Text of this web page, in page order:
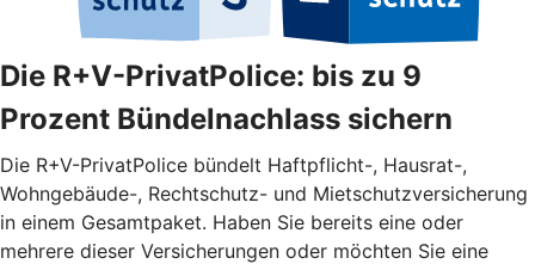
Die R+V-PrivatPolice: bis zu 9
Prozent Bündelnachlass sichern
Die R+V-PrivatPolice bündelt Haftpflicht-, Hausrat-,
Wohngebäude-, Rechtschutz- und Mietschutzversicherung
in einem Gesamtpaket. Haben Sie bereits eine oder
mehrere dieser Versicherungen oder möchten Sie eine